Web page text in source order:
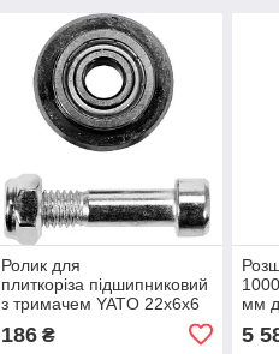
Ролик для
плиткоріза підшипниковий
з тримачем YATO 22х6х6
186₴
мм
5